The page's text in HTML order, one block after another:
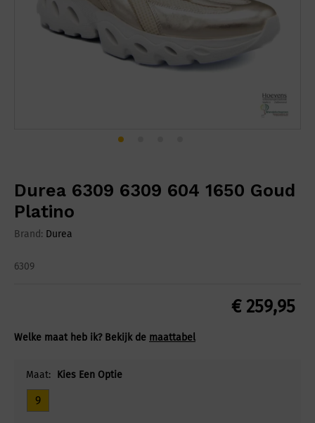
Durea 6309 6309 604 1650 Goud
Platino
Brand: Durea
6309
€259,95
Welke maat heb ik? Bekijk de maattabel
Maat: Kies Een Optie
9